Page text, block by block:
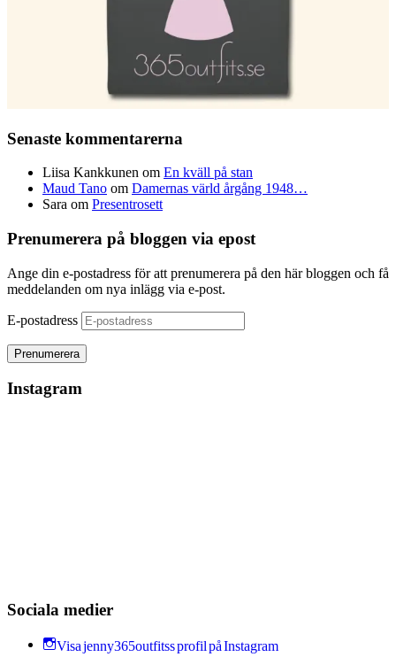
Senaste kommentarerna
Liisa Kankkunen om En kväll på stan
Maud Tano om Damernas värld årgång 1948…
Sara om Presentrosett
Prenumerera på bloggen via epost
Ange din e-postadress för att prenumerera på den här bloggen och få
meddelanden om nya inlägg via e-post.
E-postadress
Instagram
Sociala medier
Visa jenny365outfitss profil på Instagram